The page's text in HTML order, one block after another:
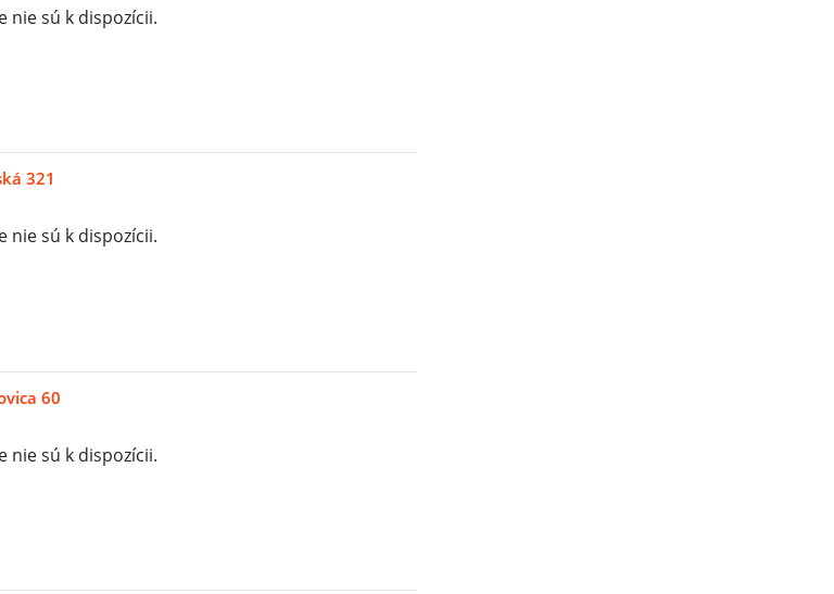
nie sú k dispozícii.
321
nie sú k dispozícii.
60
nie sú k dispozícii.